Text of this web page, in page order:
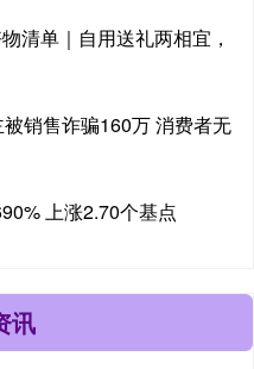
清单｜自用送礼两相宜，
销售诈骗160万 消费者无
上涨2.70个基点
讯